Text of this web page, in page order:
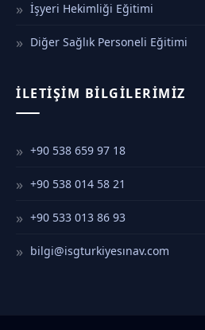
İşyeri Hekimliği Eğitimi
Diğer Sağlık Personeli Eğitimi
İLETIŞIM BILGILERIMIZ
+90 538 659 97 18
+90 538 014 58 21
+90 533 013 86 93
bilgi@isgturkiyesınav.com